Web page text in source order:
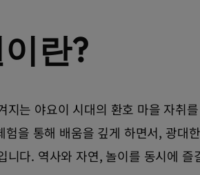
란?
는 야요이 시대의 환호 마을 자취
을 통해 배움을 깊게 하면서, 광대
니다. 역사와 자연, 놀이를 동시에